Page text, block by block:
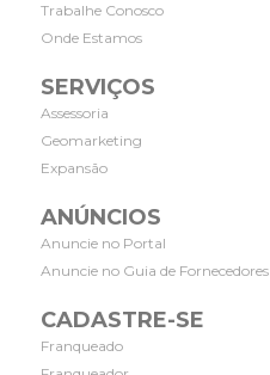
Trabalhe Conosco
Onde Estamos
SERVIÇOS
Assessoria
Geomarketing
Expansão
ANÚNCIOS
Anuncie no Portal
Anuncie no Guia de Fornecedores
CADASTRE-SE
Franqueado